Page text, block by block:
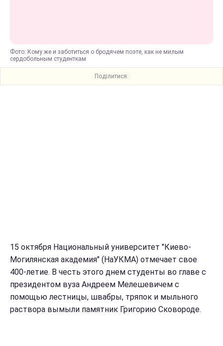
Фото: Кому же и заботиться о бродячем поэте, как не милым
сердобольным студенткам
Поділитися:
15 октября Национальный университет "Киево-
Могилянская академия" (НаУКМА) отмечает свое
400-летие. В честь этого днем студенты во главе с
президентом вуза Андреем Мелешевичем с
помощью лестницы, швабры, тряпок и мыльного
раствора вымыли памятник Григорию Сковороде.